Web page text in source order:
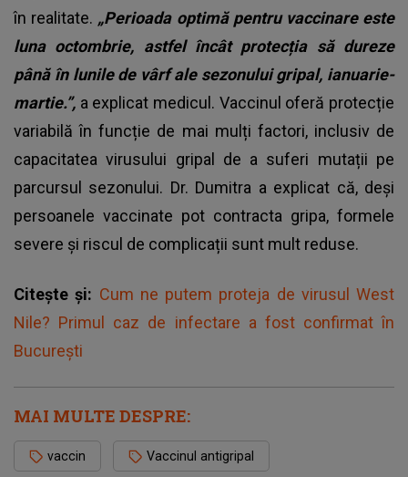
în realitate. „Perioada optimă pentru vaccinare este
luna octombrie, astfel încât protecția să dureze
până în lunile de vârf ale sezonului gripal, ianuarie-
martie.”, a explicat medicul. Vaccinul oferă protecție
variabilă în funcție de mai mulți factori, inclusiv de
capacitatea virusului gripal de a suferi mutații pe
parcursul sezonului. Dr. Dumitra a explicat că, deși
persoanele vaccinate pot contracta gripa, formele
severe și riscul de complicații sunt mult reduse.
Citește și: Cum ne putem proteja de virusul West
Nile? Primul caz de infectare a fost confirmat în
București
MAI MULTE DESPRE:
vaccin Vaccinul antigripal